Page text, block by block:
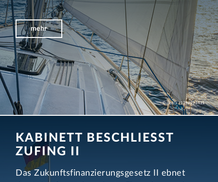
mehr
© iStock /1394993431
KABINETT BESCHLIESST
ZUFING II
Das Zukunftsfinanzierungsgesetz II ebnet